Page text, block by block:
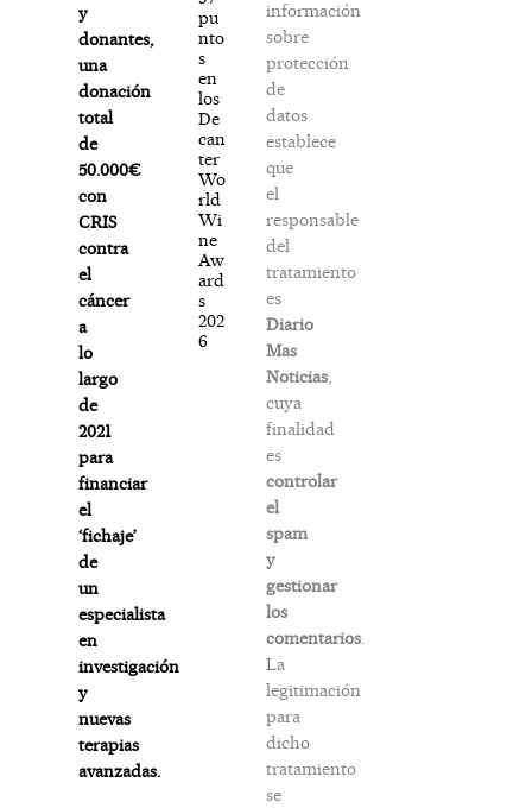
y
donantes,
una
donación
total
de
50.000€
con
CRIS
contra
el
cáncer
a
lo
largo
de
2021
para
financiar
el
‘fichaje’
de
un
especialista
en
investigación
y
nuevas
terapias
avanzadas.
pu
nto
s
en
los
De
can
ter
Wo
rld
Wi
ne
Aw
ard
s
202
6
información
sobre
protección
de
datos
establece
que
el
responsable
del
tratamiento
es
Diario
Mas
Noticias,
cuya
finalidad
es
controlar
el
spam
y
gestionar
los
comentarios.
La
legitimación
para
dicho
tratamiento
se